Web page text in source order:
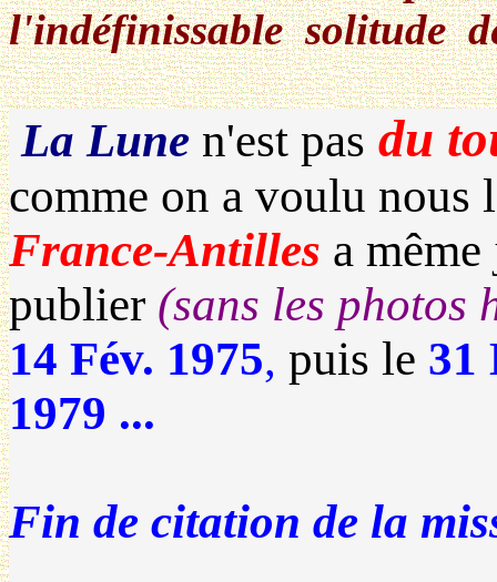
l'indéfinissable solitude
La Lune n'est pas du
comme on a voulu
France-Antilles a
publier (sans les photos
14 Fév. 1975, puis le 31
1979 ...
Fin de citation de la